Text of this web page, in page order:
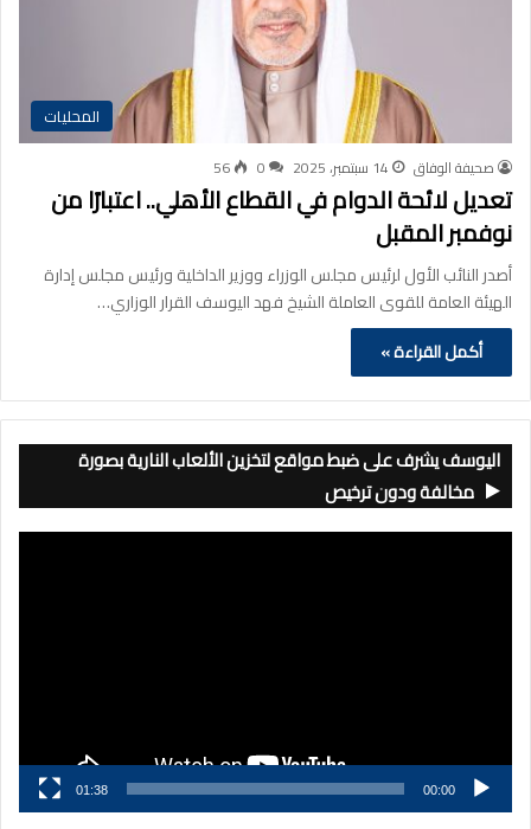
المحليات
صحيفة الوفاق 14 سبتمبر، 2025 0
56
تعديل لائحة الدوام في القطاع الأهلي.. اعتبارًا من
نوفمبر المقبل
أصدر النائب الأول لرئيس مجلس الوزراء ووزير الداخلية ورئيس مجلس إدارة
الهيئة العامة للقوى العاملة الشيخ فهد اليوسف القرار الوزاري…
أكمل القراءة »
اليوسف يشرف على ضبط مواقع لتخزين الألعاب النارية بصورة
مخالفة ودون ترخيص
00:00
01:38